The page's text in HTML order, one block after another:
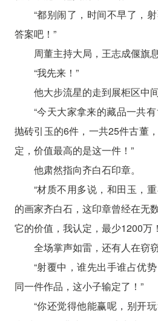
“都别闹了，时间不早了，
答案吧！”
周董主持大局，王志成偃旗
“我先来！”
他大步流星的走到展柜区中
“今天大家拿来的藏品一共
抛砖引玉的6件，一共25件古董
定，价值最高的是这一件！”
他肃然指向齐白石印章。
“材质不用多说，和田玉，
的画家齐白石，这印章曾经在无
它的价值，我认定，最少1200万
全场掌声如雷，还有人在窃
“射覆中，谁先出手谁占优
同一件作品，这小子输定了！”
“你还觉得他能赢呢，别开